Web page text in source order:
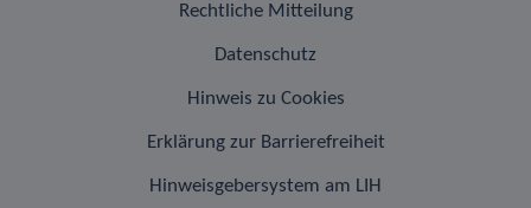
Rechtliche Mitteilung
Datenschutz
Hinweis zu Cookies
Erklärung zur Barrierefreiheit
Hinweisgebersystem am LIH